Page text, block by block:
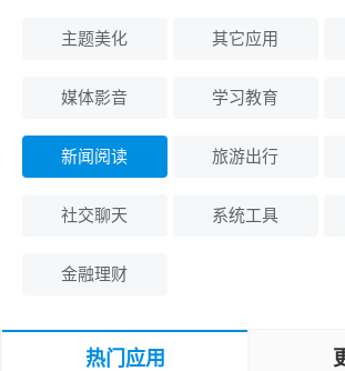
主题美化 其它应用
媒体影音 学习教育
新闻阅读 旅游出行
社交聊天 系统工具
金融理财
热门应用